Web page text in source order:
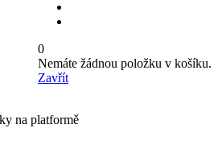
0
Nemáte žádnou položku v košíku.
Zavřít
na platformě